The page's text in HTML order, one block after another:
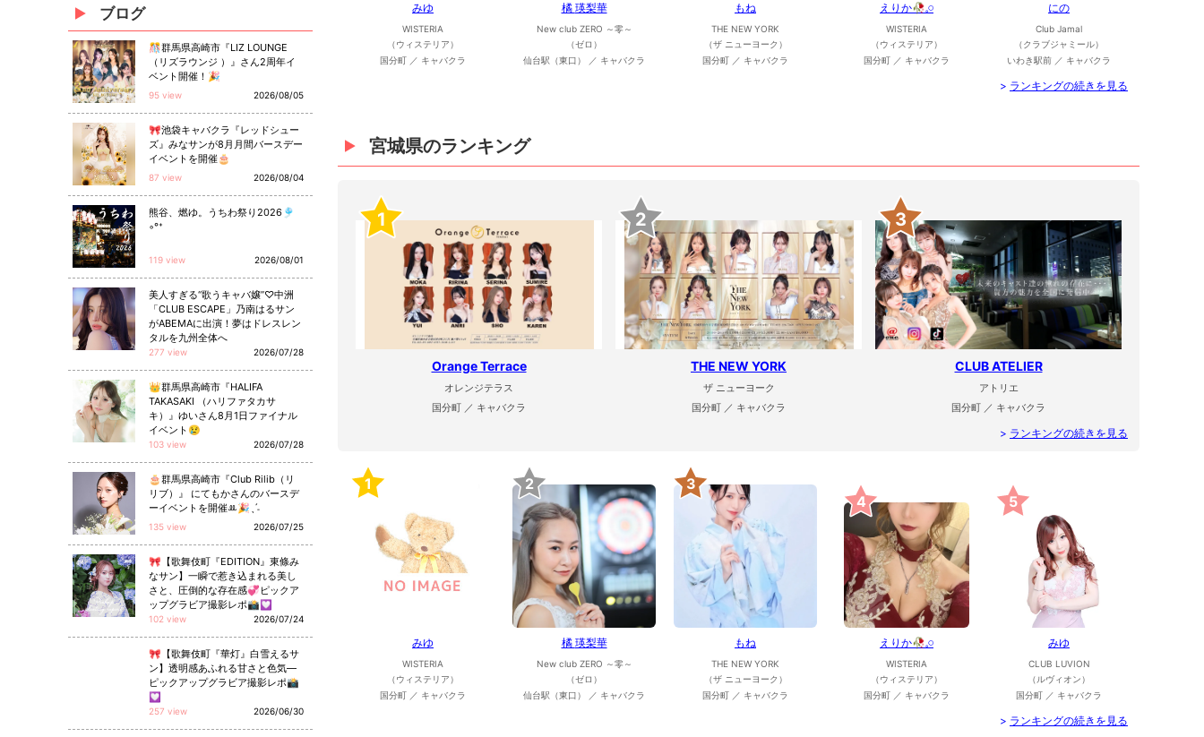
みゆ
WISTERIA
（ウィステリア）
国分町 ／ キャバクラ
橘 瑛梨華
New club ZERO ～零～
（ゼロ）
仙台駅（東口） ／ キャバクラ
もね
THE NEW YORK
（ザ ニューヨーク）
国分町 ／ キャバクラ
えりか🥀𓈒𓏸
WISTERIA
（ウィステリア）
国分町 ／ キャバクラ
にの
Club Jamal
（クラブジャミール）
いわき駅前 ／ キャバクラ
> ランキングの続きを見る
宮城県のランキング
1
Orange Terrace
オレンジテラス
国分町 ／ キャバクラ
2
THE NEW YORK
ザ ニューヨーク
国分町 ／ キャバクラ
3
CLUB ATELIER
アトリエ
国分町 ／ キャバクラ
> ランキングの続きを見る
1
みゆ
WISTERIA
（ウィステリア）
国分町 ／ キャバクラ
2
橘 瑛梨華
New club ZERO ～零～
（ゼロ）
仙台駅（東口） ／ キャバクラ
3
もね
THE NEW YORK
（ザ ニューヨーク）
国分町 ／ キャバクラ
4
えりか🥀𓈒𓏸
WISTERIA
（ウィステリア）
国分町 ／ キャバクラ
5
みゆ
CLUB LUVION
（ルヴィオン）
国分町 ／ キャバクラ
> ランキングの続きを見る
ブログ
🎊群馬県高崎市『LIZ LOUNGE
（リズラウンジ ）』さん2周年イ
ベント開催！🎉
95 view 2026/08/05
🎀池袋キャバクラ『レッドシュー
ズ』みなサンが8月月間バースデー
イベントを開催🎂
87 view 2026/08/04
熊谷、燃ゆ。うちわ祭り2026🎐
◦°⁺
119 view 2026/08/01
美人すぎる“歌うキャバ嬢”♡中洲
「CLUB ESCAPE」乃南はるサン
がABEMAに出演！夢はドレスレン
タルを九州全体へ
277 view 2026/07/28
👑群馬県高崎市『HALIFA
TAKASAKI （ハリファタカサ
キ）』ゆいさん8月1日ファイナル
イベント😢
103 view 2026/07/28
🎂群馬県高崎市『Club Rilib（リ
リブ）』 にてもかさんのバースデ
ーイベントを開催ꔛ🎉ˎˊ˗
135 view 2026/07/25
🎀【歌舞伎町『EDITION』東條み
なサン】一瞬で惹き込まれる美し
さと、圧倒的な存在感💞ピックア
ップグラビア撮影レポ📸💟
102 view 2026/07/24
🎀【歌舞伎町『華灯』白雪えるサ
ン】透明感あふれる甘さと色気—
ピックアップグラビア撮影レポ📸
💟
257 view 2026/06/30